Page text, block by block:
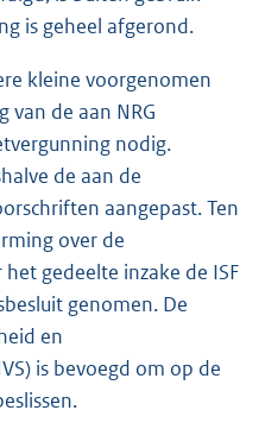
is geheel afgerond.
kleine voorgenomen
van de aan NRG
nodig.
de aan de
aangepast. Ten
over de
gedeelte inzake de ISF
genomen. De
en
is bevoegd om op de